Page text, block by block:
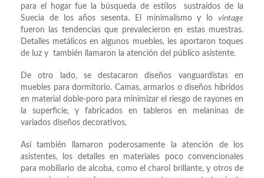
para el hogar fue la búsqueda de estilos sustraídos de la
Suecia de los años sesenta. El minimalismo y lo vintage
fueron las tendencias que prevalecieron en estas muestras.
Detalles metálicos en algunos muebles, les aportaron toques
de luz y también llamaron la atención del público asistente.
De otro lado, se destacaron diseños vanguardistas en
muebles para dormitorio. Camas, armarios o diseños híbridos
en material doble-poro para minimizar el riesgo de rayones en
la superficie, y fabricados en tableros en melaninas de
variados diseños decorativos.
Así también llamaron poderosamente la atención de los
asistentes, los detalles en materiales poco convencionales
para mobiliario de alcoba, como el charol brillante, y otros de